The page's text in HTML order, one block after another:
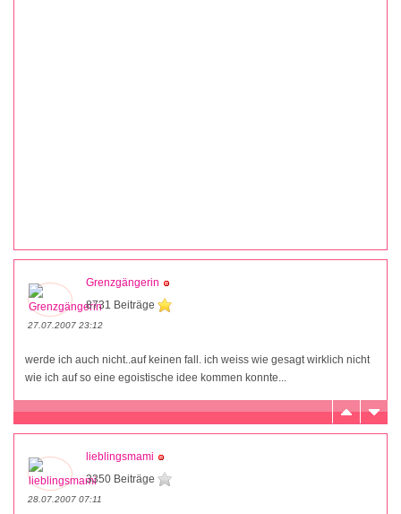
Grenzgängerin
8731 Beiträge
27.07.2007 23:12
werde ich auch nicht..auf keinen fall. ich weiss wie gesagt wirklich nicht
wie ich auf so eine egoistische idee kommen konnte...
lieblingsmami
3350 Beiträge
28.07.2007 07:11